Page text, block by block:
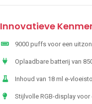
Innovatieve
9000 puffs voor een
Oplaadbare batterij van
Inhoud van 18 ml e-
Stijlvolle RGB-display voor